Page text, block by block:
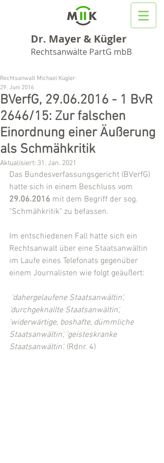
Dr. Mayer & Kügler
Rechtsanwälte PartG mbB
BVerfG, 29.06.2016 - 1 BvR
2646/15: Zur falschen
Einordnung einer Äußerung
als Schmähkritik
Rechtsanwalt Michael Kügler
29. Juni 2016
Aktualisiert: 31. Jan. 2021
Das Bundesverfassungsgericht (BVerfG)
hatte sich in einem Beschluss vom
29.06.2016 mit dem Begriff der sog.
"Schmähkritik" zu befassen.
Im entschiedenen Fall hatte sich ein
Rechtsanwalt über eine Staatsanwältin
im Laufe eines Telefonats gegenüber
einem Journalisten wie folgt geäußert:
'durchgeknallte Staatsanwältin',
'widerwärtige, boshafte, dümmliche
Staatsanwältin', 'geisteskranke
Staatsanwältin'. (Rdnr. 4)